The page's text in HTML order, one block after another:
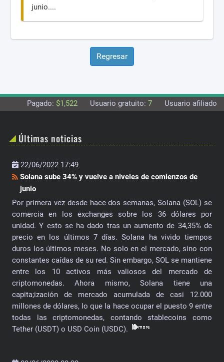
junio....
Pagado:$1,522 Usuario gratuito:7 Usuario afiliado:
Últimas noticias
22/06/2022 17:49
Solana sube 34% y vuelve a niveles de comienzos de
junio
Por primera vez desde hace dos semanas, Solana (SOL) se
comercia en los exchanges sobre los 36 dólares por
unidad. Y esto se ha dado tras un aumento de 34,35% de
precio en los últimos 7 días. Solana ha vivido tiempos
duros los últimos meses. No solo en el mercado, sino con
constantes caídas de su red. Sin embargo, SOL se mantiene
entre los 10 activos más valiosos del mercado de
criptomonedas. Ahora mismo, Solana tiene una
capita;ización de mercado acumulada de casi 12.000
millones de dólares, lo que la hace ocupar el puesto 9 entre
todas las criptomonedas, contando stablecoins como
Tether (USDT) o USD Coin (USDC).